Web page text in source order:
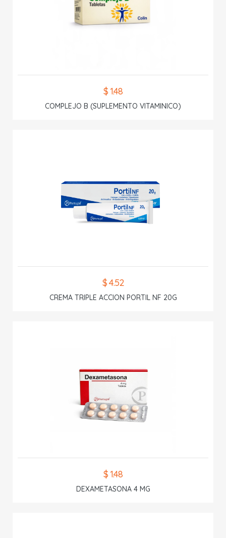
$ 1.48
COMPLEJO B (SUPLEMENTO VITAMINICO)
$ 4.52
CREMA TRIPLE ACCION PORTIL NF 20G
$ 1.48
DEXAMETASONA 4 MG